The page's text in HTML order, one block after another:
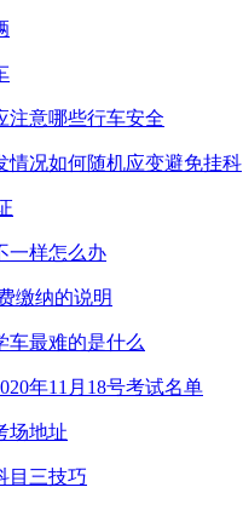
注意哪些行车安全
情况如何随机应变避免挂科
一样怎么办
缴纳的说明
车最难的是什么
年11月18号考试名单
场地址
目三技巧